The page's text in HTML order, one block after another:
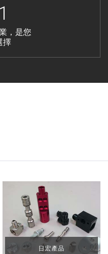
，是您
擇
日宏產品